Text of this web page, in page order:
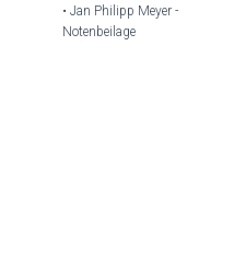
• Jan Philipp Meyer -
Notenbeilage